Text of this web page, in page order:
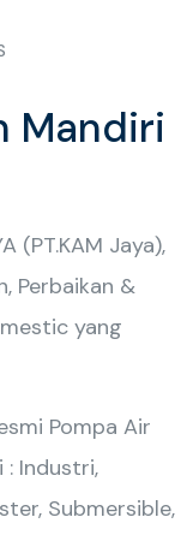
Mandiri
(PT.KAM Jaya),
Perbaikan &
yang
Pompa Air
Industri,
Submersible,